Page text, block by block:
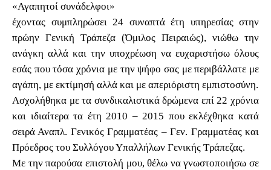
«Αγαπητοί συνάδελφοι»
έχοντας συμπληρώσει 24 συναπτά έτη υπηρεσίας στην
πρώην Γενική Τράπεζα (Όμιλος Πειραιώς), νιώθω την
ανάγκη αλλά και την υποχρέωση να ευχαριστήσω όλους
εσάς που τόσα χρόνια με την ψήφο σας με περιβάλλατε με
αγάπη, με εκτίμησή αλλά και με απεριόριστη εμπιστοσύνη.
Ασχολήθηκα με τα συνδικαλιστικά δρώμενα επί 22 χρόνια
και ιδιαίτερα τα έτη 2010 – 2015 που εκλέχθηκα κατά
σειρά Αναπλ. Γενικός Γραμματέας – Γεν. Γραμματέας και
Πρόεδρος του Συλλόγου Υπαλλήλων Γενικής Τράπεζας.
Με την παρούσα επιστολή μου, θέλω να γνωστοποιήσω σε